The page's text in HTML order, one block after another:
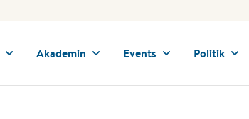
Akademin Events Politik